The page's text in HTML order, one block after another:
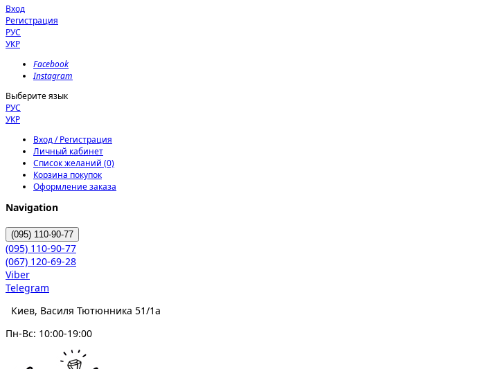
Вход
Регистрация
РУС
УКР
Facebook
Instagram
Выберите язык
РУС
УКР
Вход / Регистрация
Личный кабинет
Список желаний (0)
Корзина покупок
Оформление заказа
Navigation
(095) 110-90-77
(095) 110-90-77
(067) 120-69-28
Viber
Telegram
Киев, Василя Тютюнника 51/1а
Пн-Вс: 10:00-19:00